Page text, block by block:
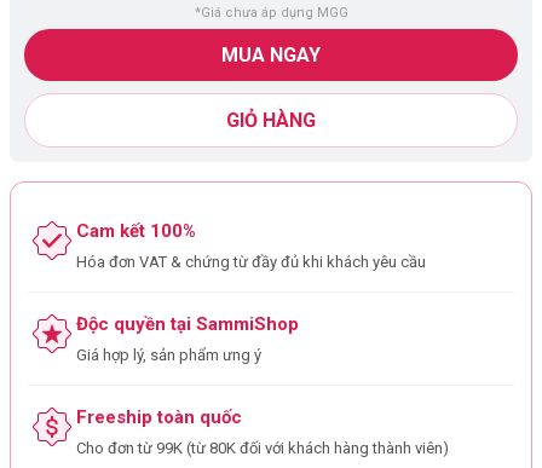
*Giá chưa áp dụng MGG
MUA NGAY
GIỎ HÀNG
Cam kết 100%
Hóa đơn VAT & chứng từ đầy đủ khi khách yêu cầu
Độc quyền tại SammiShop
Giá hợp lý, sản phẩm ưng ý
Freeship toàn quốc
Cho đơn từ 99K (từ 80K đối với khách hàng thành viên)